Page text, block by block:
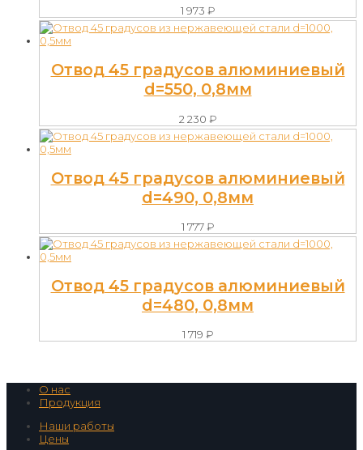
1 973 ₽
Отвод 45 градусов алюминиевый
d=550, 0,8мм
2 230 ₽
Отвод 45 градусов алюминиевый
d=490, 0,8мм
1 777₽
Отвод 45 градусов алюминиевый
d=480, 0,8мм
1 719 ₽
О нас
Продукция
Наши работы
Цены